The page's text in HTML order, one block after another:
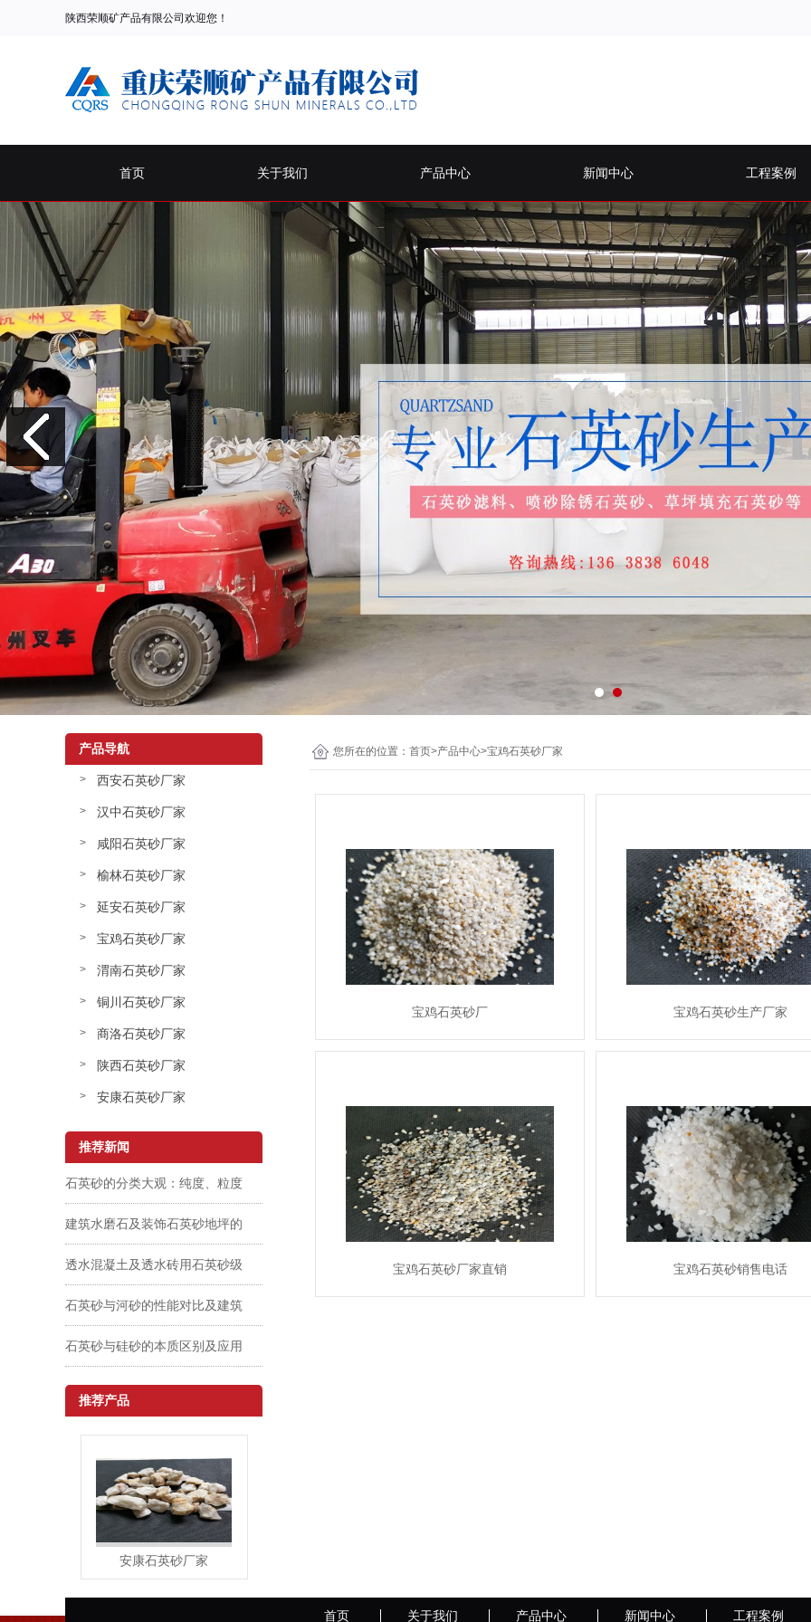
陕西荣顺矿产品有限公司欢迎您！
首页 关于我们 产品中心 新闻中心 工程案例
产品导航
西安石英砂厂家
汉中石英砂厂家
咸阳石英砂厂家
榆林石英砂厂家
延安石英砂厂家
宝鸡石英砂厂家
渭南石英砂厂家
铜川石英砂厂家
商洛石英砂厂家
陕西石英砂厂家
安康石英砂厂家
推荐新闻
石英砂的分类大观：纯度、粒度
与用途的交织
建筑水磨石及装饰石英砂地坪的
骨料选择与施工工艺详解
透水混凝土及透水砖用石英砂级
配设计与强度—透水率平衡探讨
石英砂与河砂的性能对比及建筑
应用选择
石英砂与硅砂的本质区别及应用
差异
推荐产品
安康石英砂厂家
MORE
您所在的位置： 首页>产品中心>宝鸡石英砂厂家
宝鸡石英砂厂 宝鸡石英砂生产厂家
宝鸡石英砂厂家直销 宝鸡石英砂销售电话
首页 关于我们 产品中心 新闻中心 工程案例